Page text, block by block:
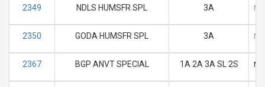
2349 NDLS HUMSFR SPL 3A M
2350 GODA HUMSFR SPL 3A M
2367 BGP ANVT SPECIAL 1A 2A 3A SL 2S M